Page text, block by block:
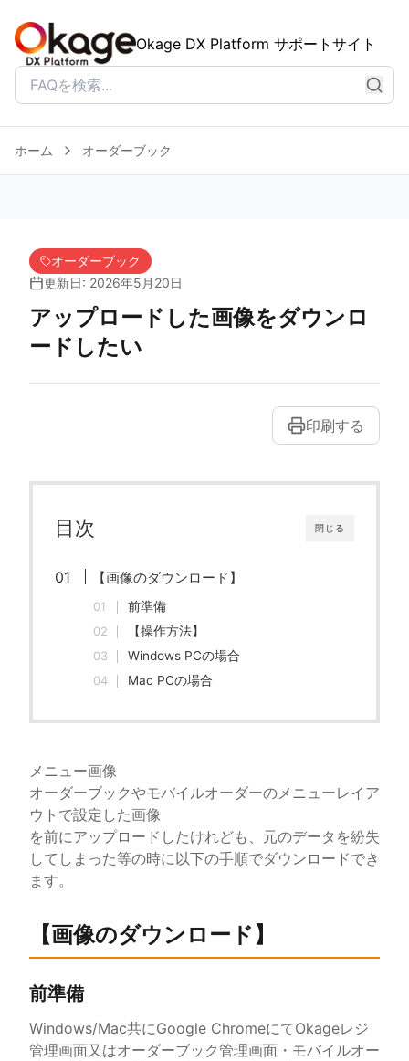
Okage DX Platform サポートサイト
ホーム オーダーブック
オーダーブック
更新日: 2026年5月20日
アップロードした画像をダウンロ
ードしたい
印刷する
閉じる
目次
【画像のダウンロード】
前準備
【操作方法】
Windows PCの場合
Mac PCの場合
メニュー画像
オーダーブックやモバイルオーダーのメニューレイア
ウトで設定した画像
を前にアップロードしたけれども、元のデータを紛失
してしまった等の時に以下の手順でダウンロードでき
ます。
【画像のダウンロード】
前準備
Windows/Mac共にGoogle ChromeにてOkageレジ
管理画面又はオーダーブック管理画面・モバイルオー